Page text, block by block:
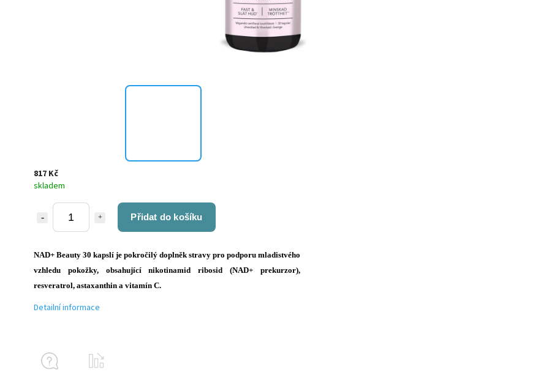
817 Kč
skladem
Přidat do košíku
NAD+ Beauty 30 kapslí je pokročilý doplněk stravy pro podporu mladistvého
vzhledu pokožky, obsahující nikotinamid ribosid (NAD+ prekurzor),
resveratrol, astaxanthin a vitamín C.
Detailní informace